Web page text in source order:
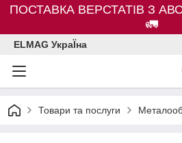
ПОСТАВКА ВЕРСТАТІВ З
🚛
ELMAG УкраЇна
Товари та послуги